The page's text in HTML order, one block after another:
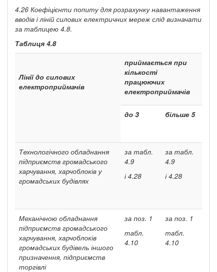
4.26 Коефіцієнти попиту для розрахунку навантаження
вводів і ліній силових електричних мереж слід визначати
за таблицею 4.8.
Таблиця 4.8
Лінії до силових
електроприймачів
приймається при
кількості
працюючих
електроприймачів
до 3 більше 5
Технологічного обладнання
підприємств громадсь­кого
харчування, харчоблоків у
громадських будівлях
за табл.
4.9
і 4.28
за табл.
4.9
і 4.28
Механічною обладнання
підприємств громадського
харчування, харчоблоків
громадських будівель іншо­го
призначення, підприємств
торгівлі
за поз. 1
табл.
4.10
за поз. 1
табл.
4.10